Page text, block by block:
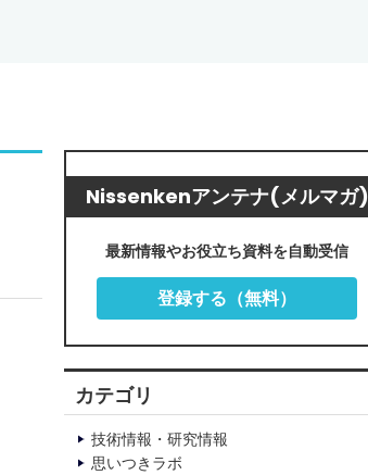
Nissenkenアンテナ(メルマガ)
最新情報やお役立ち資料を自動受信
登録する（無料）
カテゴリ
技術情報・研究情報
思いつきラボ